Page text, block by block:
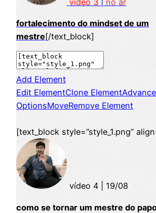
fortalecimento do mindset de um
mestre[/text_block]
Add Element
Edit ElementClone Element
OptionsMoveRemove Element
[text_block style=”style_1.png”
vídeo 4 | 19/08
como se tornar um mestre do